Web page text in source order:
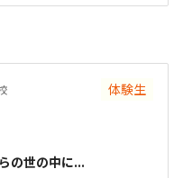
体験生
の世の中に...